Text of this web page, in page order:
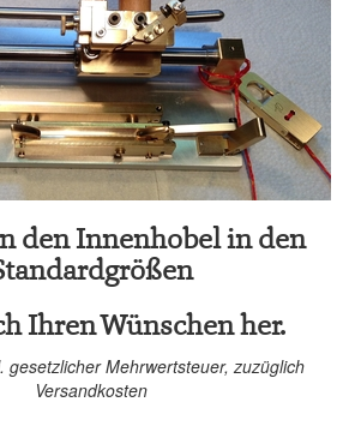
den Innenhobel in den
Ihren Wünschen her.
gesetzlicher Mehrwertsteuer, zuzüglich
Versandkosten